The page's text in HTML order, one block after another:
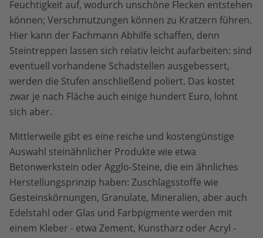
Feuchtigkeit auf, wodurch unschöne Flecken entstehen
können; Verschmutzungen können zu Kratzern führen.
Hier kann der Fachmann Abhilfe schaffen, denn
Steintreppen lassen sich relativ leicht aufarbeiten: sind
eventuell vorhandene Schadstellen ausgebessert,
werden die Stufen anschließend poliert. Das kostet
zwar je nach Fläche auch einige hundert Euro, lohnt
sich aber.
Mittlerweile gibt es eine reiche und kostengünstige
Auswahl steinähnlicher Produkte wie etwa
Betonwerkstein oder Agglo-Steine, die ein ähnliches
Herstellungsprinzip haben: Zuschlagsstoffe wie
Gesteinskörnungen, Granulate, Mineralien, aber auch
Edelstahl oder Glas und Farbpigmente werden mit
einem Kleber - etwa Zement, Kunstharz oder Acryl -